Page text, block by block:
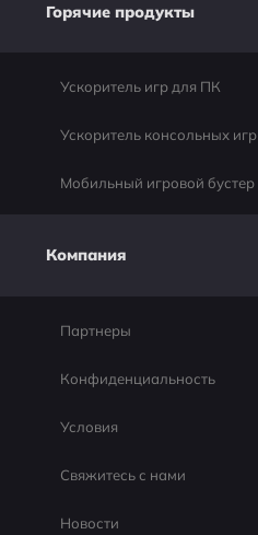
Горячие продукты
Ускоритель игр для ПК
Ускоритель консольных игр
Мобильный игровой бустер
Компания
Партнеры
Конфиденциальность
Условия
Свяжитесь с нами
Новости